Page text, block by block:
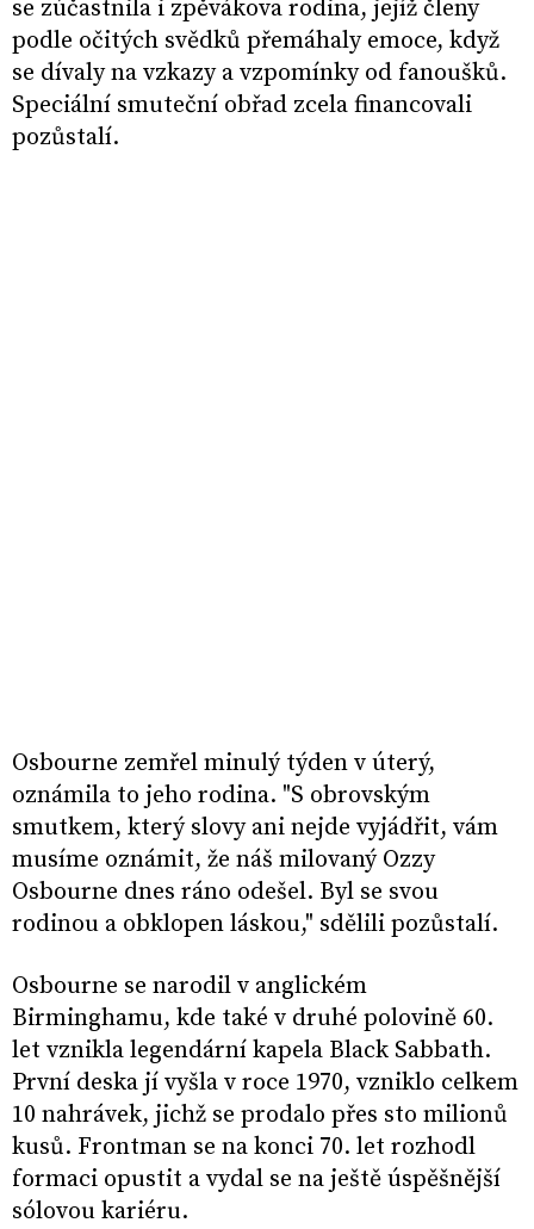
se zúčastnila i zpěvákova rodina, jejíž členy
podle očitých svědků přemáhaly emoce, když
se dívaly na vzkazy a vzpomínky od fanoušků.
Speciální smuteční obřad zcela financovali
pozůstalí.
Osbourne zemřel minulý týden v úterý,
oznámila to jeho rodina. "S obrovským
smutkem, který slovy ani nejde vyjádřit, vám
musíme oznámit, že náš milovaný Ozzy
Osbourne dnes ráno odešel. Byl se svou
rodinou a obklopen láskou," sdělili pozůstalí.
Osbourne se narodil v anglickém
Birminghamu, kde také v druhé polovině 60.
let vznikla legendární kapela Black Sabbath.
První deska jí vyšla v roce 1970, vzniklo celkem
10 nahrávek, jichž se prodalo přes sto milionů
kusů. Frontman se na konci 70. let rozhodl
formaci opustit a vydal se na ještě úspěšnější
sólovou kariéru.